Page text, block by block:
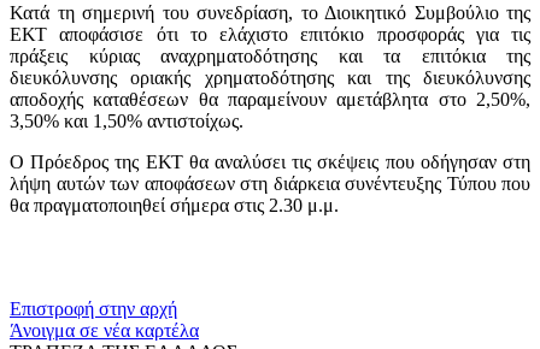
Κατά τη σημερινή του συνεδρίαση, το Διοικητικό Συμβούλιο της
ΕΚΤ αποφάσισε ότι το ελάχιστο επιτόκιο προσφοράς για τις
πράξεις κύριας αναχρηματοδότησης και τα επιτόκια της
διευκόλυνσης οριακής χρηματοδότησης και της διευκόλυνσης
αποδοχής καταθέσεων θα παραμείνουν αμετάβλητα στο 2,50%,
3,50% και 1,50% αντιστοίχως.
Ο Πρόεδρος της ΕΚΤ θα αναλύσει τις σκέψεις που οδήγησαν στη
λήψη αυτών των αποφάσεων στη διάρκεια συνέντευξης Τύπου που
θα πραγματοποιηθεί σήμερα στις 2.30 μ.μ.
Επιστροφή στην αρχή
Άνοιγμα σε νέα καρτέλα